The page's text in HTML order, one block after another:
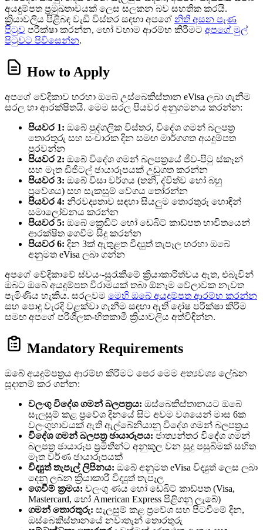
අයදුම්පත ප්‍රමුඛතාවයක් ලෙස සලකන බව සහතික කරයි.
ක්‍රියාවලිය පිළිබඳ වැඩි විස්තර සඳහා අපගේ නිති අසන පැණ
පිටුව පරීක්ෂා කරන්න, හෝ වහාම ආරම්භ කිරීමට අපගේ මුල්
පිටුවට පිවිසෙන්න.
How to Apply
අපගේ වේදිකාව හරහා ඔබේ උස්බෙකිස්තාන eVisa ලබා ගැනීම
සරල හා ආරක්ෂිතයි. මෙම සරල පියවර අනුගමනය කරන්න:
පියවර 1: ඔබේ පුද්ගලික විස්තර, විදේශ ගමන් බලපත්‍ර
තොරතුරු සහ සංචාරක දින සමඟ මාර්ගගත අයදුම්පත
පුරවන්න
පියවර 2: ඔබේ විදේශ ගමන් බලපත්‍රයේ ජීව-පිටු ස්කෑන්
සහ මෑත ඩිජිටල් ඡායාරූපයක් උඩුගත කරන්න
පියවර 3: ඔබේ වීසා වර්ගය (තනි, ද්විත්ව හෝ බහු
ප්‍රවේශය) සහ සැකසුම් වේගය තෝරන්න
පියවර 4: නිරවද්‍යතාව සඳහා සියලුම තොරතුරු හොඳින්
සමාලෝචනය කරන්න
පියවර 5: ඔබේ ක්‍රෙඩිට් හෝ ඩෙබිට් කාඩ්පත භාවිතයෙන්
ආරක්ෂිත ගෙවීම සිදු කරන්න
පියවර 6: දින 3ක් ඇතුළත විද්‍යුත් තැපෑල හරහා ඔබේ
අනුමත eVisa ලබා ගන්න
අපගේ වේදිකාවේ ස්වයං-සුරැකීමේ ක්‍රියාකාරිත්වය ඇත, එබැවින්
ඔබට ඔබේ අයදුම්පත විරාමයක් තබා ඕනෑම වේලාවක නැවත
පැමිණිය හැකිය. සරලවම මෙහි ඔබේ අයදුම්පත ආරම්භ කරන්න
සහ පොදු වැරදි වළක්වා ගැනීම සඳහා ඇති දෝෂ පරීක්ෂා කිරීම
සමඟ අපගේ පරිශීලක-හිතකාමී ක්‍රියාවලිය අත්විඳින්න.
Mandatory Requirements
ඔබේ අයදුම්පත්‍රය ආරම්භ කිරීමට පෙර මෙම අත්‍යවශ්‍ය ලේඛන
සූදානම් කර ගන්න:
වලංගු විදේශ ගමන් බලපත්‍රය: ඔස්බෙකිස්තානයට ඔබේ
සැලසුම් කළ ප්‍රවේශ දිනයේ සිට අවම වශයෙන් මාස 6ක
වලංගුභාවයක් ඇති ඇල්බේනියානු විදේශ ගමන් බලපත්‍රය
විදේශ ගමන් බලපත්‍ර ඡායාරූපය: ජාත්‍යන්තර විදේශ ගමන්
බලපත්‍ර ඡායාරූප ප්‍රමිතීන්ට අනුකූල වන සුදු පසුබිමක් සහිත
මෑත වර්ණ ඡායාරූපයක්
විද්‍යුත් තැපැල් ලිපිනය: ඔබේ අනුමත eVisa විද්‍යුත් ලෙස ලබා
දෙනු ලබන ක්‍රියාකාරී විද්‍යුත් තැපෑල
ගෙවීම් ක්‍රමය: වලංගු ණය හෝ ඩෙබිට් කාඩ්පත (Visa,
Mastercard, හෝ American Express පිළිගනු ලැබේ)
ගමන් තොරතුරු: සැලසුම් කළ ප්‍රවේශ සහ පිටවීමේ දින,
ඔස්බෙකිස්තානයේ නවාතැන් තොරතුරු